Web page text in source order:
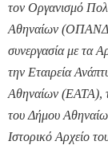
τον Οργανισμό
Αθηναίων
συνεργασία με τα
την Εταιρεία
Αθηναίων (ΕΑΤΑ),
του Δήμου
Ιστορικό Αρχείο